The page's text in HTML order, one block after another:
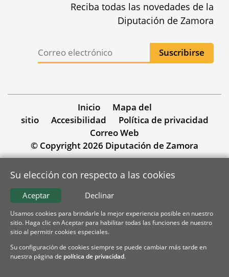
Reciba todas las novedades de la
Diputación de Zamora
Inicio
Mapa del
sitio
Accesibilidad
Política de privacidad
Correo Web
© Copyright 2026 Diputación de Zamora
Su elección con respecto a las cookies
Declinar
Aceptar
Usamos cookies para brindarle la mejor experiencia posible en nuestro
sitio. Haga clic en Aceptar para habilitar todas las funciones de nuestro
sitio al permitir cookies especiales.
Su configuración de cookies siempre se puede cambiar más tarde en
nuestra página de política de privacidad.